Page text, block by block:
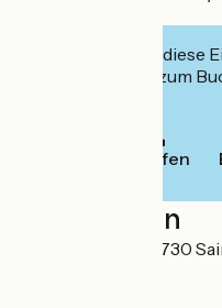
Interessiert Sie diese
deren Website zum
Anrufen
Localisation
Rue de Tharon 44730